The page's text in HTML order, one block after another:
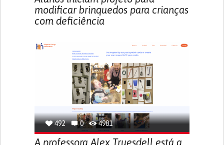
modificar brinquedos para crianças
com deficiência
492 0 4981
A professora Alex Truesdell está a